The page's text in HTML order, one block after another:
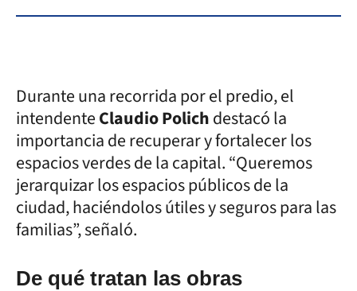
Durante una recorrida por el predio, el
intendenteClaudio Polichdestacó la
importancia de recuperar y fortalecer los
espacios verdes de la capital. “Queremos
jerarquizar los espacios públicos de la
ciudad, haciéndolos útiles y seguros para las
familias”, señaló.
De qué tratan las obras